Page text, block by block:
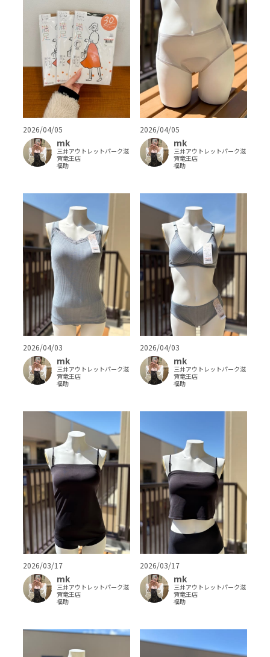
2026/04/05
mk
三井アウトレットパーク滋
賀竜王店
福助
2026/04/05
mk
三井アウトレットパーク滋
賀竜王店
福助
2026/04/03
mk
三井アウトレットパーク滋
賀竜王店
福助
2026/04/03
mk
三井アウトレットパーク滋
賀竜王店
福助
2026/03/17
mk
三井アウトレットパーク滋
賀竜王店
福助
2026/03/17
mk
三井アウトレットパーク滋
賀竜王店
福助